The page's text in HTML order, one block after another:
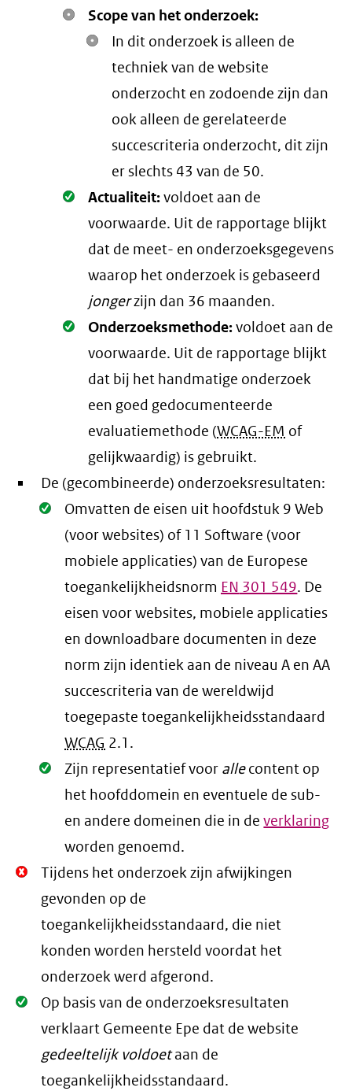
Scope van het onderzoek:
In dit onderzoek is alleen de
techniek van de website
onderzocht en zodoende zijn dan
ook alleen de gerelateerde
succescriteria onderzocht, dit zijn
er slechts 43 van de 50.
Oké.
Actualiteit:voldoet aan de
voorwaarde. Uit de rapportage blijkt
dat de meet- en onderzoeksgegevens
waarop het onderzoek is gebaseerd
jongerzijn dan 36 maanden.
Oké.
Onderzoeksmethode:voldoet aan de
voorwaarde. Uit de rapportage blijkt
dat bij het handmatige onderzoek
een goed gedocumenteerde
evaluatiemethode (WCAG-EM of
gelijkwaardig) is gebruikt.
De (gecombineerde) onderzoeksresultaten:
Oké.
Omvatten de eisen uit hoofdstuk 9 Web
(voor websites) of 11 Software (voor
mobiele applicaties) van de Europese
toegankelijkheidsnorm EN 301 549. De
eisen voor websites, mobiele applicaties
en downloadbare documenten in deze
norm zijn identiek aan de niveau A en AA
succescriteria van de wereldwijd
toegepaste toegankelijkheidsstandaard
WCAG 2.1 .
Oké.
Zijn representatief voor allecontent op
het hoofddomein en eventuele de sub-
en andere domeinen die in deverklaring
worden genoemd.
Niet
Oké.
Tijdens het onderzoek zijn afwijkingen
gevonden op de
toegankelijkheidsstandaard, die niet
konden worden hersteld voordat het
onderzoek werd afgerond.
Oké.
Op basis van de onderzoeksresultaten
verklaart Gemeente Epe dat de website
gedeeltelijk voldoetaan de
toegankelijkheidsstandaard.